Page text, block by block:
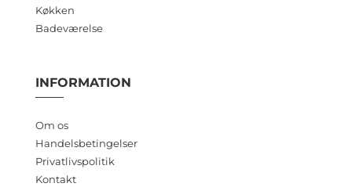
Køkken
Badeværelse
INFORMATION
Om os
Handelsbetingelser
Privatlivspolitik
Kontakt